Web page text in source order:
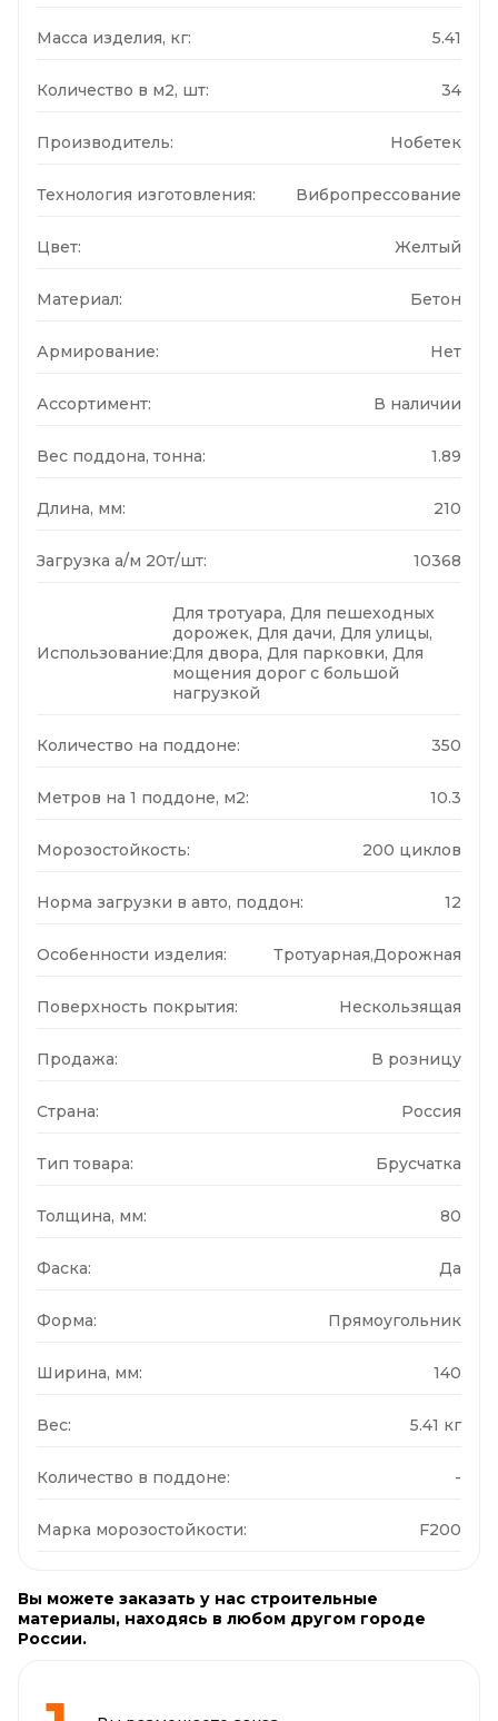
Масса изделия, кг: 5.41
Количество в м2, шт: 34
Производитель: Нобетек
Технология изготовления: Вибропрессование
Цвет: Желтый
Материал: Бетон
Армирование: Нет
Ассортимент: В наличии
Вес поддона, тонна: 1.89
Длина, мм: 210
Загрузка а/м 20т/шт: 10368
Использование:
Для тротуара, Для пешеходных
дорожек, Для дачи, Для улицы,
Для двора, Для парковки, Для
мощения дорог с большой
нагрузкой
Количество на поддоне: 350
Метров на 1 поддоне, м2: 10.3
Морозостойкость: 200 циклов
Норма загрузки в авто, поддон: 12
Особенности изделия: Тротуарная,Дорожная
Поверхность покрытия: Нескользящая
Продажа: В розницу
Страна: Россия
Тип товара: Брусчатка
Толщина, мм: 80
Фаска: Да
Форма: Прямоугольник
Ширина, мм: 140
Вес: 5.41 кг
Количество в поддоне: -
Марка морозостойкости: F200
Вы можете заказать у нас строительные
материалы, находясь в любом другом городе
России.